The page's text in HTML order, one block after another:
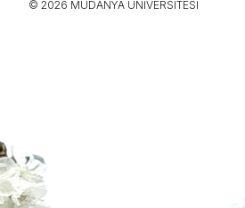
© 2026 MUDANYA ÜNIVERSITESI